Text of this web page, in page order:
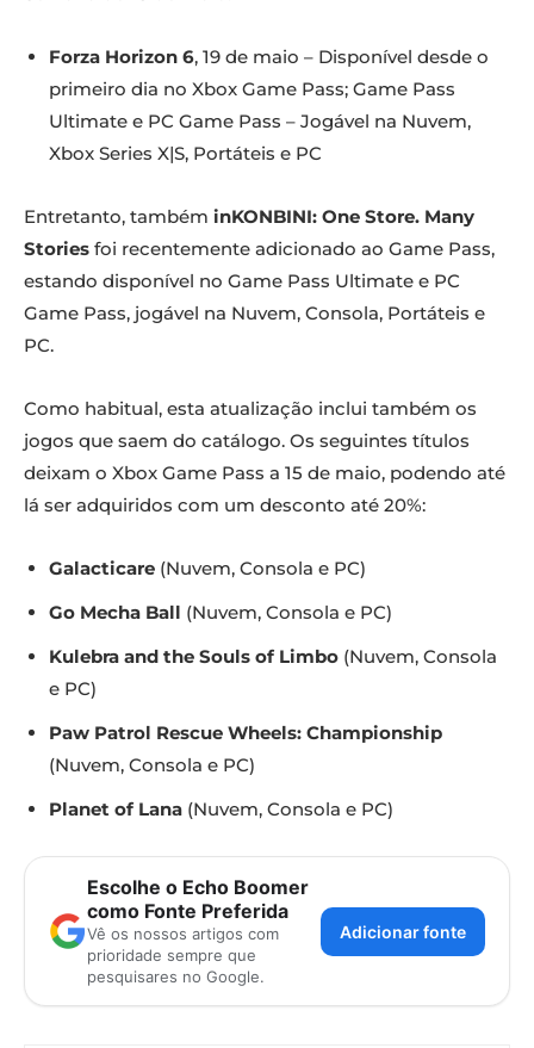
Forza Horizon 6, 19 de maio – Disponível desde o
primeiro dia no Xbox Game Pass; Game Pass
Ultimate e PC Game Pass – Jogável na Nuvem,
Xbox Series X|S, Portáteis e PC
Entretanto, também inKONBINI: One Store. Many
Stories foi recentemente adicionado ao Game Pass,
estando disponível no Game Pass Ultimate e PC
Game Pass, jogável na Nuvem, Consola, Portáteis e
PC.
Como habitual, esta atualização inclui também os
jogos que saem do catálogo. Os seguintes títulos
deixam o Xbox Game Pass a 15 de maio, podendo até
lá ser adquiridos com um desconto até 20%:
Galacticare (Nuvem, Consola e PC)
Go Mecha Ball (Nuvem, Consola e PC)
Kulebra and the Souls of Limbo (Nuvem, Consola
e PC)
Paw Patrol Rescue Wheels: Championship
(Nuvem, Consola e PC)
Planet of Lana (Nuvem, Consola e PC)
Escolhe o Echo Boomer
como Fonte Preferida
Vê os nossos artigos com
prioridade sempre que
pesquisares no Google.
Adicionar fonte